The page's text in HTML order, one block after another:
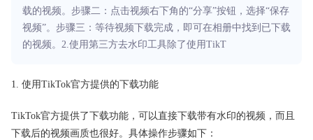
载的视频。步骤二：点击视频右下角的“分享”按钮，选择“保存
视频”。步骤三：等待视频下载完成，即可在相册中找到已下载
的视频。2.使用第三方去水印工具除了使用TikT
1. 使用TikTok官方提供的下载功能
TikTok官方提供了下载功能，可以直接下载带有水印的视频，而且
下载后的视频画质也很好。具体操作步骤如下：